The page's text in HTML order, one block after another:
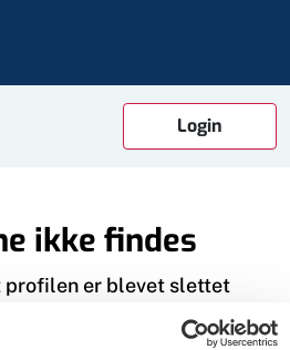
ikke findes
profilen er blevet slettet
det, at du ikke er logget ind